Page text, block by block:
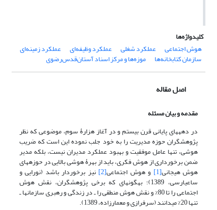
کلیدواژه‌ها
هوش اجتماعی
عملکرد شغلی عملکرد وظیفه‌ای عملکرد زمینه‌ای
سازمان کتابخانه‌ها موزه‌ها و مرکز اسناد آستان‌‌‌‌قدس‌رضوی
اصل مقاله
مقدمه و بیان مسئله
در دهه­های پایانی قرن­ بیستم و در آغاز هزارۀ­ سوم، موضوعی که نظر
پژوهشگران حوزه مدیریت را به خود جلب نموده این است که ضریب
هوشی، تنها عامل موفقیت و بهبود عملکرد مدیران نیست، بلکه مدیر
ضمن برخورداری از هوش فکری، باید از بهرۀ‌ هوشی بالایی در حوزه­های
هوش هیجانی[1] و هوش اجتماعی[2] نیز برخوردار باشد (نورایی و
ساعی­ارسی، 1389)؛ به­گونه­ای که برخی پژوهشگران، نقش هوش
اجتماعی را تا 80% و نقش هوش منطقی را ـ در زندگی و رهبری سازمان­ها ـ
تنها 20% می­دانند (سرفرازی و معمارزاده، 1389).